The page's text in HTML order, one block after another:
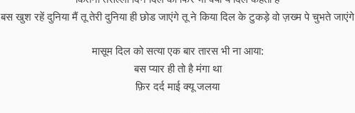
बस खुश रहें दुनिया मैं तू तेरी दुनिया ही छोड जाएंगे तू ने किया दिल के टुकड़े वो ज़ख्म पे चुभते जाएंगे
मासूम दिल को सत्या एक बार तारस भी ना आया:
बस प्यार ही तो है मंगा था
फ़िर दर्द माई क्यू जलया